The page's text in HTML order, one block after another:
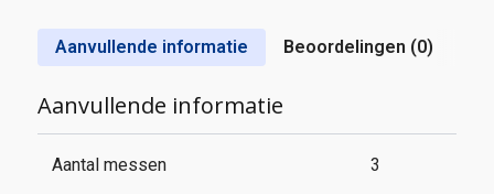
Aanvullende informatie Beoordelingen (0)
Aanvullende informatie
Aantal messen 3